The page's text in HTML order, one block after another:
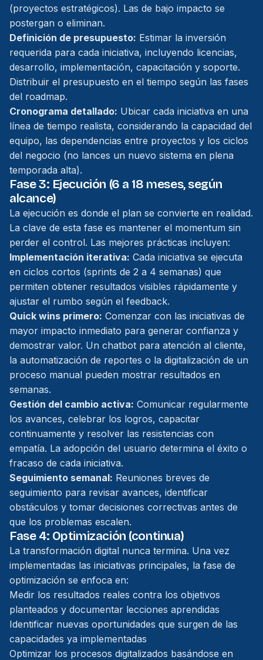
(proyectos estratégicos). Las de bajo impacto se
postergan o eliminan.
Definición de presupuesto: Estimar la inversión
requerida para cada iniciativa, incluyendo licencias,
desarrollo, implementación, capacitación y soporte.
Distribuir el presupuesto en el tiempo según las fases
del roadmap.
Cronograma detallado: Ubicar cada iniciativa en una
línea de tiempo realista, considerando la capacidad del
equipo, las dependencias entre proyectos y los ciclos
del negocio (no lances un nuevo sistema en plena
temporada alta).
Fase 3: Ejecución (6 a 18 meses, según
alcance)
La ejecución es donde el plan se convierte en realidad.
La clave de esta fase es mantener el momentum sin
perder el control. Las mejores prácticas incluyen:
Implementación iterativa: Cada iniciativa se ejecuta
en ciclos cortos (sprints de 2 a 4 semanas) que
permiten obtener resultados visibles rápidamente y
ajustar el rumbo según el feedback.
Quick wins primero: Comenzar con las iniciativas de
mayor impacto inmediato para generar confianza y
demostrar valor. Un chatbot para atención al cliente,
la automatización de reportes o la digitalización de un
proceso manual pueden mostrar resultados en
semanas.
Gestión del cambio activa: Comunicar regularmente
los avances, celebrar los logros, capacitar
continuamente y resolver las resistencias con
empatía. La adopción del usuario determina el éxito o
fracaso de cada iniciativa.
Seguimiento semanal: Reuniones breves de
seguimiento para revisar avances, identificar
obstáculos y tomar decisiones correctivas antes de
que los problemas escalen.
Fase 4: Optimización (continua)
La transformación digital nunca termina. Una vez
implementadas las iniciativas principales, la fase de
optimización se enfoca en:
Medir los resultados reales contra los objetivos
planteados y documentar lecciones aprendidas
Identificar nuevas oportunidades que surgen de las
capacidades ya implementadas
Optimizar los procesos digitalizados basándose en